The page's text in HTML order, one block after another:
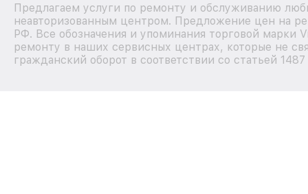
Предлагаем услуги по ремонту и обслуживанию
неавторизованным центром. Предложение цен на
РФ. Все обозначения и упоминания торговой марки
ремонту в наших сервисных центрах, которые не
гражданский оборот в соответствии со статьей